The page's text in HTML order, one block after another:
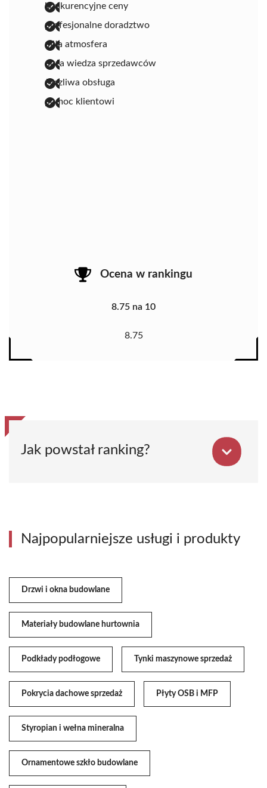
konkurencyjne ceny
profesjonalne doradztwo
miła atmosfera
duża wiedza sprzedawców
życzliwa obsługa
pomoc klientowi
Ocena w rankingu
8.75 na 10
8.75
Jak powstał ranking?
Najpopularniejsze usługi i produkty
Drzwi i okna budowlane
Materiały budowlane hurtownia
Podkłady podłogowe Tynki maszynowe sprzedaż
Pokrycia dachowe sprzedaż Płyty OSB i MFP
Styropian i wełna mineralna
Ornamentowe szkło budowlane